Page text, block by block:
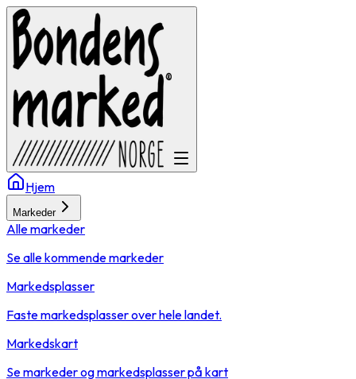
Hjem
Markeder
Alle markeder
Se alle kommende markeder
Markedsplasser
Faste markedsplasser over hele landet.
Markedskart
Se markeder og markedsplasser på kart